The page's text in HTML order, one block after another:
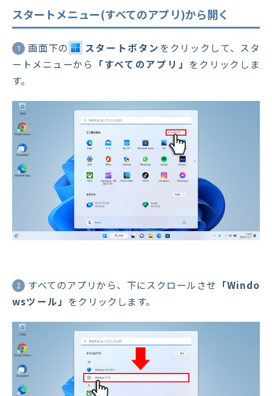
スタートメニュー(すべてのアプリ)から開く
1 画面下の スタートボタン をクリックして、スタ
ートメニューから
「すべてのアプリ」 をクリックしま
す。
2 すべてのアプリから、下にスクロールさせ 「Windo
wsツール」 をクリックします。